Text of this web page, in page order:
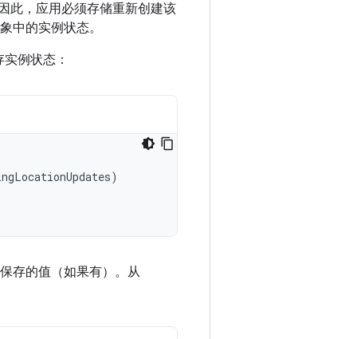
此，应用必须存储重新创建该
中的实例状态。
例状态：
)
存的值（如果有）。从